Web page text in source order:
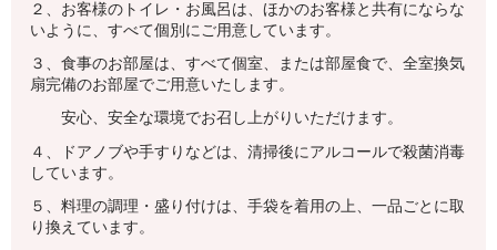
２、お客様のトイレ・お風呂は、ほかのお客様と共有にならな
いように、すべて個別にご用意しています。
３、食事のお部屋は、すべて個室、または部屋食で、全室換気
扇完備のお部屋でご用意いたします。
安心、安全な環境でお召し上がりいただけます。
４、ドアノブや手すりなどは、清掃後にアルコールで殺菌消毒
しています。
５、料理の調理・盛り付けは、手袋を着用の上、一品ごとに取
り換えています。